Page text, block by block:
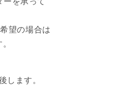
望の場合は
します。